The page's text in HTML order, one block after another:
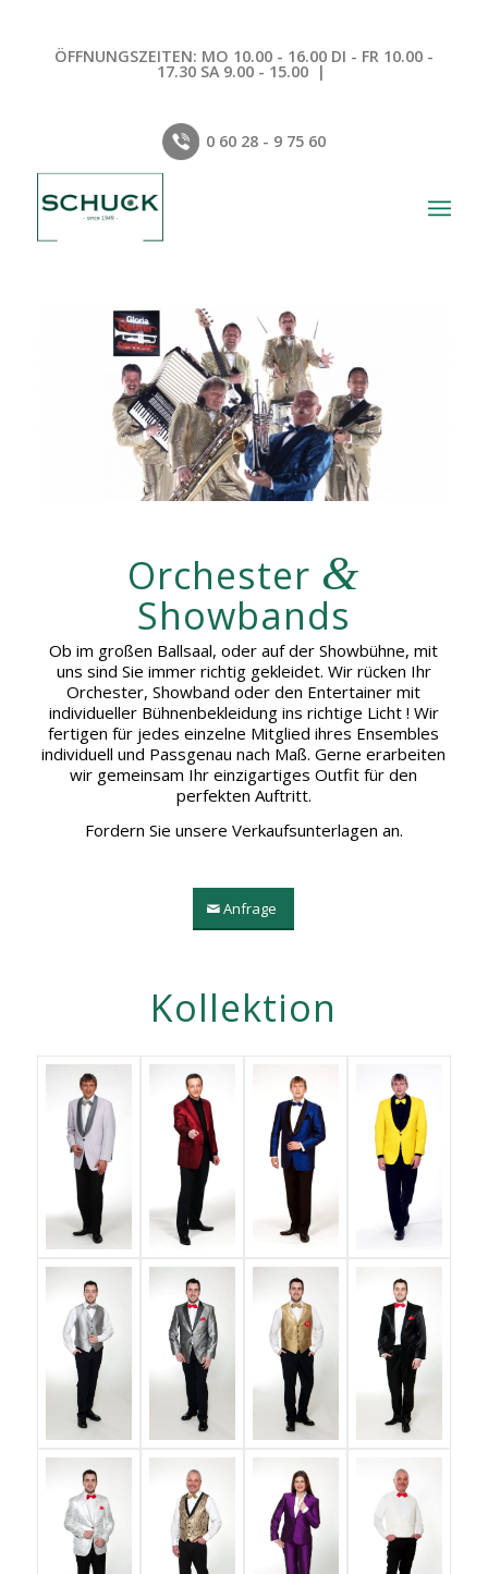
ÖFFNUNGSZEITEN: MO 10.00 - 16.00 DI - FR 10.00 -
17.30 SA 9.00 - 15.00 |
0 60 28 - 9 75 60
Orchester &
Showbands
Ob im großen Ballsaal, oder auf der Showbühne, mit
uns sind Sie immer richtig gekleidet. Wir rücken Ihr
Orchester, Showband oder den Entertainer mit
individueller Bühnenbekleidung ins richtige Licht ! Wir
fertigen für jedes einzelne Mitglied ihres Ensembles
individuell und Passgenau nach Maß. Gerne erarbeiten
wir gemeinsam Ihr einzigartiges Outfit für den
perfekten Auftritt.
Fordern Sie unsere Verkaufsunterlagen an.
Anfrage
Kollektion